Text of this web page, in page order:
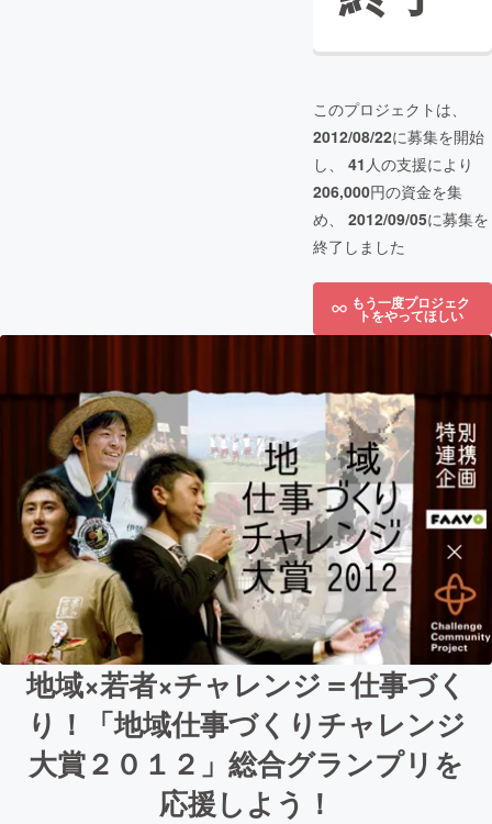
このプロジェクトは、
2012/08/22に募集を開始
し、 41 人の支援により
206,000円の資金を集
め、 2012/09/05に募集を
終了しました
もう一度プロジェク
トをやってほしい
地域×若者×チャレンジ＝仕事づく
り！「地域仕事づくりチャレンジ
大賞２０１２」総合グランプリを
応援しよう！